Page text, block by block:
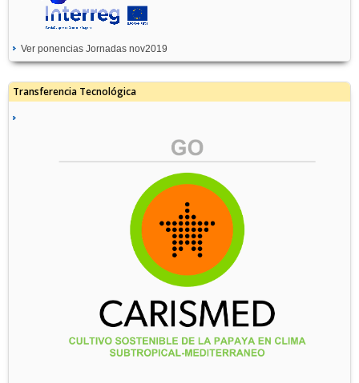
Ver ponencias Jornadas nov2019
Transferencia Tecnológica